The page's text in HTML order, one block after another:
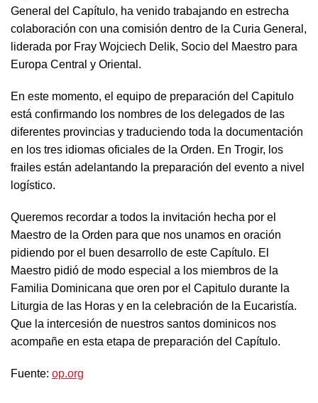
General del Capítulo, ha venido trabajando en estrecha
colaboración con una comisión dentro de la Curia General,
liderada por Fray Wojciech Delik, Socio del Maestro para
Europa Central y Oriental.
En este momento, el equipo de preparación del Capitulo
está confirmando los nombres de los delegados de las
diferentes provincias y traduciendo toda la documentación
en los tres idiomas oficiales de la Orden. En Trogir, los
frailes están adelantando la preparación del evento a nivel
logístico.
Queremos recordar a todos la invitación hecha por el
Maestro de la Orden para que nos unamos en oración
pidiendo por el buen desarrollo de este Capítulo. El
Maestro pidió de modo especial a los miembros de la
Familia Dominicana que oren por el Capitulo durante la
Liturgia de las Horas y en la celebración de la Eucaristía.
Que la intercesión de nuestros santos dominicos nos
acompañe en esta etapa de preparación del Capítulo.
Fuente: op.org